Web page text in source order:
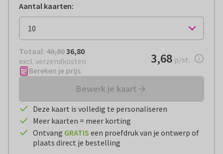
Aantal kaarten:
Totaal: € 36,80
Totaal: 40,8036,80
excl. verzendkosten
€ 3,68per stuk
3,68 p/st.
Bereken je prijs
Bewerk je kaart
Deze kaart is volledig te personaliseren
Meer kaarten = meer korting
Ontvang GRATIS een proefdruk van je ontwerp of
plaats direct je bestelling